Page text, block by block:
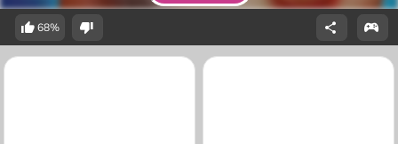
68%